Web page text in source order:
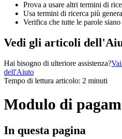
Prova a usare altri termini di
Usa termini di ricerca più
Verifica che tutte le parole
Vedi gli articoli
Hai bisogno di ulteriore assistenza?
dell'Aiuto
Tempo di lettura articolo: 2 minuti
Modulo di
In questa pagina